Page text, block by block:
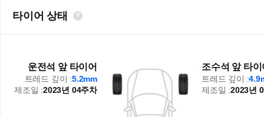
타이어 상태
운전석 앞 타이어
트레드 깊이 :5.2mm
제조일 :2023년 04주차
조수석 앞 타이
트레드 깊이 :
제조일 :2023년